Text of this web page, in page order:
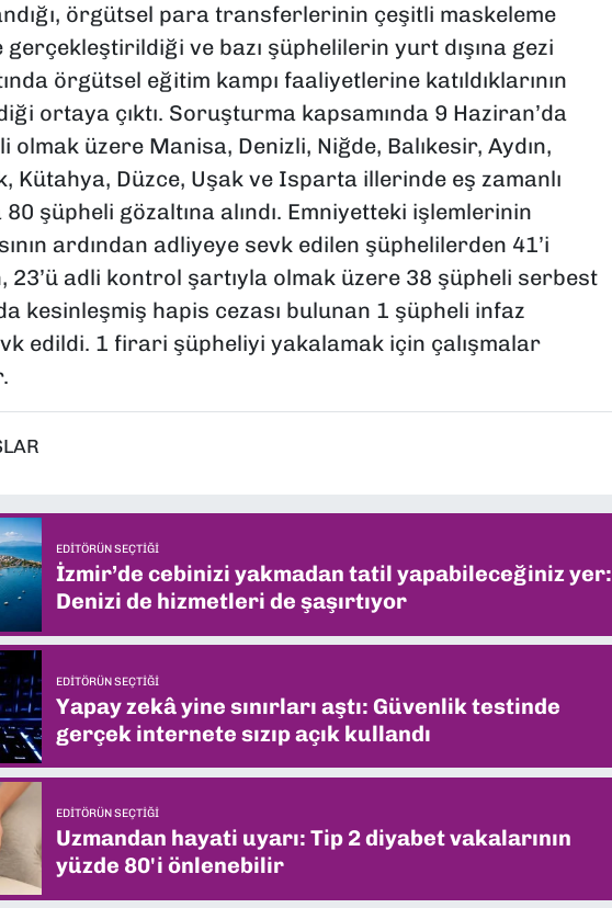
örgütsel para transferlerinin çeşitli maskeleme
ve bazı şüphelilerin yurt dışına gezi
örgütsel eğitim kampı faaliyetlerine katıldıklarının
ortaya çıktı. Soruşturma kapsamında 9 Haziran’da
olmak üzere Manisa, Denizli, Niğde, Balıkesir, Aydın,
Kütahya, Düzce, Uşak ve Isparta illerinde eş zamanlı
şüpheli gözaltına alındı. Emniyetteki işlemlerinin
ardından adliyeye sevk edilen şüphelilerden 41’i
23’ü adli kontrol şartıyla olmak üzere 38 şüpheli serbest
kesinleşmiş hapis cezası bulunan 1 şüpheli infaz
edildi. 1 firari şüpheliyi yakalamak için çalışmalar
EDITÖRÜN SEÇTIĞI
İzmir’de cebinizi yakmadan tatil yapabileceğiniz yer:
Denizi de hizmetleri de şaşırtıyor
EDITÖRÜN SEÇTIĞI
Yapay zekâ yine sınırları aştı: Güvenlik testinde
gerçek internete sızıp açık kullandı
EDITÖRÜN SEÇTIĞI
Uzmandan hayati uyarı: Tip 2 diyabet vakalarının
yüzde 80'i önlenebilir